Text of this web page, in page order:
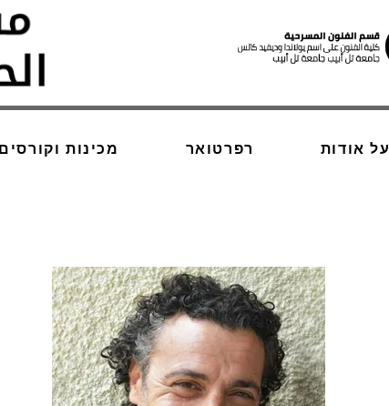
על אודות רפרטואר מכינות וקורסים